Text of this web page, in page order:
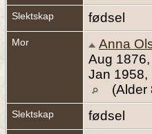
Slektskap fødsel
Mor Anna
Aug
Jan 1958,
(Alder
Slektskap fødsel